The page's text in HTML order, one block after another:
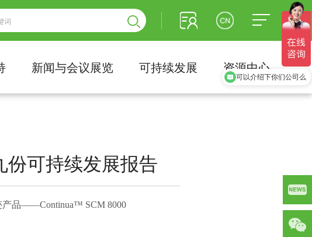
新闻与会议展览 可持续发展 资源中心
可持续发展报告
产品——Continua™ SCM 8000
你们的产品性能如何